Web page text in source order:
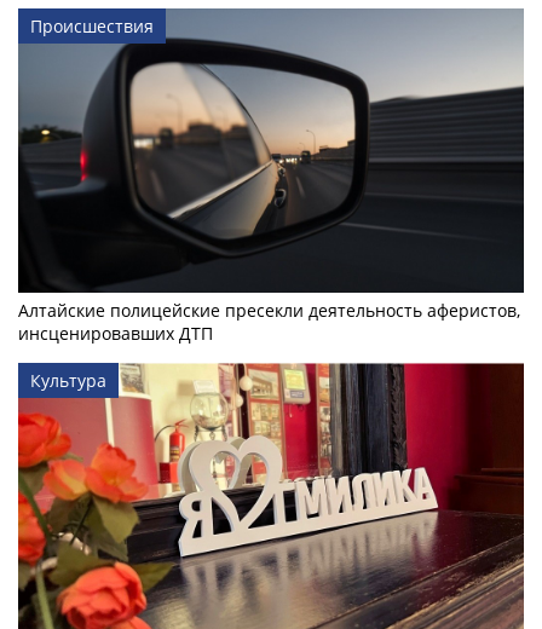
Происшествия
Алтайские полицейские пресекли деятельность аферистов,
инсценировавших ДТП
Культура